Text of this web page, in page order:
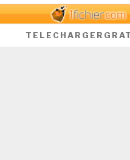
TELECHARGER